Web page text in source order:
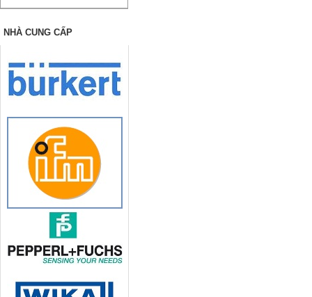
NHÀ CUNG CẤP